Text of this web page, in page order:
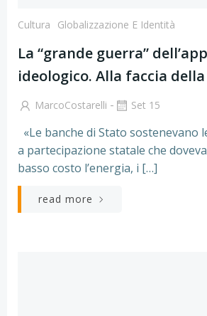
Cultura Globalizzazione E Identità
La “grande guerra”
ideologico. Alla faccia
MarcoCostarelli - Set 15
«Le banche di Stato sostenevano
a partecipazione statale che
basso costo l’energia, i […]
read more